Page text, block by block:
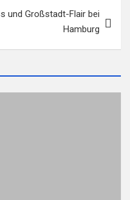
und Großstadt-Flair bei
Hamburg